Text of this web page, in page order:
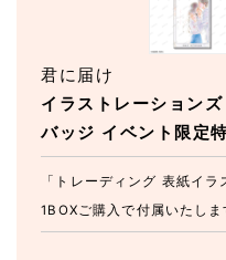
イラストレーション
バッジ イベント限定
君に届け
「トレーディング 表紙イ
1BOXご購入で付属いたしま